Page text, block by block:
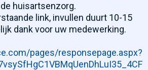
huisartsenzorg.
link, invullen duurt 10-15
dank voor uw medewerking.
pages/responsepage.aspx?